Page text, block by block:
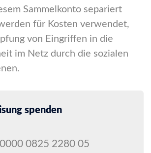
Sammelkonto separiert
für Kosten verwendet,
von Eingriffen in die
im Netz durch die sozialen
spenden
0825 2280 05